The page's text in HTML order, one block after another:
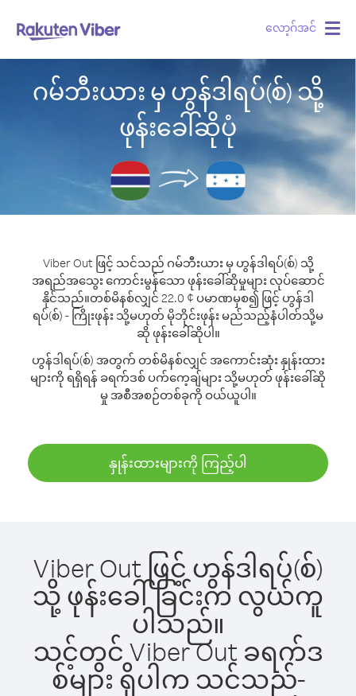
လော့ဂ်အင်
ဂမ်ဘီးယား မှ ဟွန်ဒါရပ်(စ်) သို့
ဖုန်းခေါ်ဆိုပုံ
Viber Out ဖြင့် သင်သည် ဂမ်ဘီးယား မှ ဟွန်ဒါရပ်(စ်) သို့
အရည်အသွေး ကောင်းမွန်သော ဖုန်းခေါ်ဆိုမှုများ လုပ်ဆောင်
နိုင်သည်။တစ်မိနစ်လျှင် 22.0 ¢ ပမာဏမှစ၍ ဖြင့် ဟွန်ဒါ
ရပ်(စ်) - ကြိုးဖုန်း သို့မဟုတ် မိုဘိုင်းဖုန်း မည်သည့်နံပါတ်သို့မ
ဆို ဖုန်းခေါ်ဆိုပါ။
ဟွန်ဒါရပ်(စ်) အတွက် တစ်မိနစ်လျှင် အကောင်းဆုံး နှုန်းထား
များကို ရရှိရန် ခရက်ဒစ် ပက်ကေ့ချ်များ သို့မဟုတ် ဖုန်းခေါ်ဆို
မှု အစီအစဉ်တစ်ခုကို ဝယ်ယူပါ။
နှုန်းထားများကို ကြည့်ပါ
Viber Out ဖြင့် ဟွန်ဒါရပ်(စ်)
သို့ ဖုန်းခေါ်ခြင်းက လွယ်ကူ
ပါသည်။
သင့်တွင် Viber Out ခရက်ဒ
စ်များ ရှိပါက သင်သည်-